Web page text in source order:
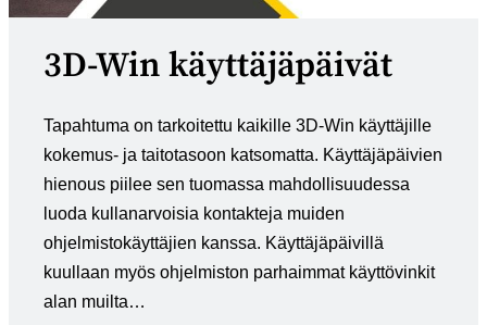
3D-Win käyttäjäpäivät
Tapahtuma on tarkoitettu kaikille 3D-Win käyttäjille
kokemus- ja taitotasoon katsomatta. Käyttäjäpäivien
hienous piilee sen tuomassa mahdollisuudessa
luoda kullanarvoisia kontakteja muiden
ohjelmistokäyttäjien kanssa. Käyttäjäpäivillä
kuullaan myös ohjelmiston parhaimmat käyttövinkit
alan muilta…